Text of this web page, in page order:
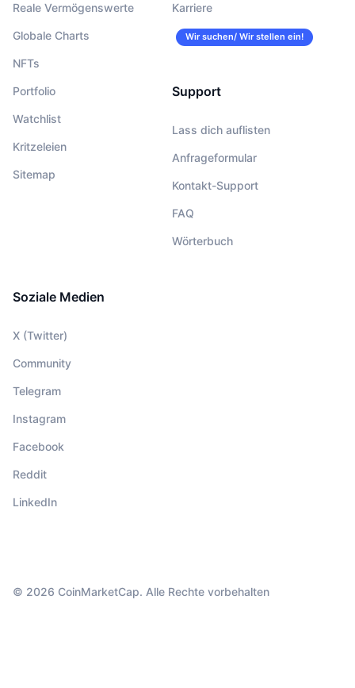
Reale Vermögenswerte
Globale Charts
NFTs
Portfolio
Watchlist
Kritzeleien
Sitemap
Karriere
Wir suchen/ Wir stellen ein!
Support
Lass dich auflisten
Anfrageformular
Kontakt-Support
FAQ
Wörterbuch
Soziale Medien
X (Twitter)
Community
Telegram
Instagram
Facebook
Reddit
LinkedIn
© 2026 CoinMarketCap. Alle Rechte vorbehalten